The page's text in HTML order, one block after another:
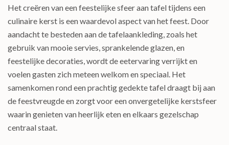
Het creëren van een feestelijke sfeer aan tafel tijdens een
culinaire kerst is een waardevol aspect van het feest. Door
aandacht te besteden aan de tafelaankleding, zoals het
gebruik van mooie servies, sprankelende glazen, en
feestelijke decoraties, wordt de eetervaring verrijkt en
voelen gasten zich meteen welkom en speciaal. Het
samenkomen rond een prachtig gedekte tafel draagt bij aan
de feestvreugde en zorgt voor een onvergetelijke kerstsfeer
waarin genieten van heerlijk eten en elkaars gezelschap
centraal staat.